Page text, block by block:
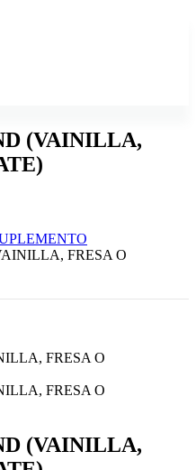
(VAINILLA,
FRESA O
(VAINILLA,